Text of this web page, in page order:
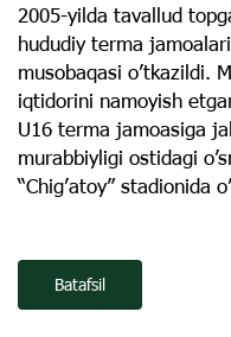
2005-yilda tavallud
hududiy terma
musobaqasi o’tkazildi.
iqtidorini namoyish
U16 terma jamoasiga
murabbiyligi ostidagi
“Chig’atoy” stadionida
Batafsil